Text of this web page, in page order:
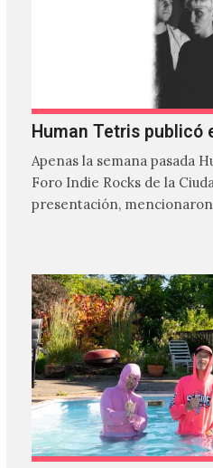
Human Tetris publicó
Apenas la semana pasada
Foro Indie Rocks de la
presentación,